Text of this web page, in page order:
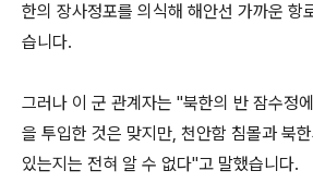
한의 장사정포를 의식해 해안선 가까운 항
습니다.
그러나 이 군 관계자는 "북한의 반 잠수정
을 투입한 것은 맞지만, 천안함 침몰과 북
있는지는 전혀 알 수 없다"고 말했습니다.